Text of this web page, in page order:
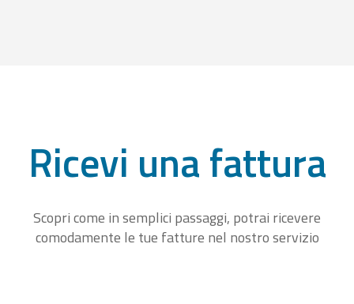
Ricevi una fattura
Scopri come in semplici passaggi, potrai ricevere
comodamente le tue fatture nel nostro servizio